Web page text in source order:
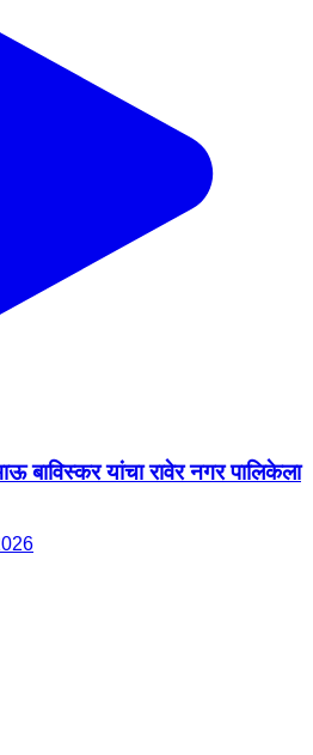
यांचा रावेर नगर पालिकेला